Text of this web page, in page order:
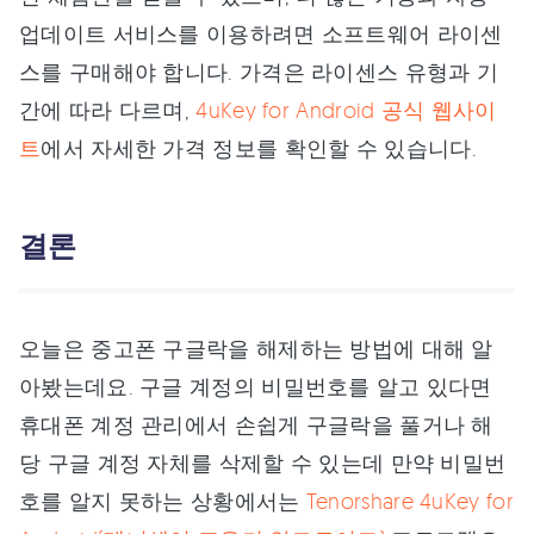
업데이트 서비스를 이용하려면 소프트웨어 라이센
스를 구매해야 합니다. 가격은 라이센스 유형과 기
간에 따라 다르며,4uKey for Android 공식 웹사이
트에서 자세한 가격 정보를 확인할 수 있습니다.
결론
오늘은 중고폰 구글락을 해제하는 방법에 대해 알
아봤는데요. 구글 계정의 비밀번호를 알고 있다면
휴대폰 계정 관리에서 손쉽게 구글락을 풀거나 해
당 구글 계정 자체를 삭제할 수 있는데 만약 비밀번
호를 알지 못하는 상황에서는 Tenorshare 4uKey for